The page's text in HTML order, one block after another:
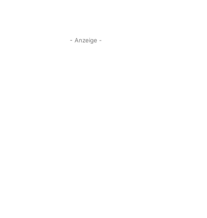
- Anzeige -